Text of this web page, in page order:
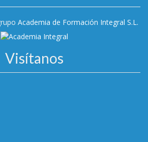
Academia de Formación Integral S.L.
Visítanos